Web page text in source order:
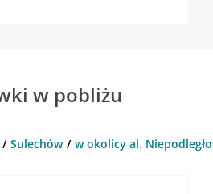
w pobliżu
Sulechów w okolicy al.